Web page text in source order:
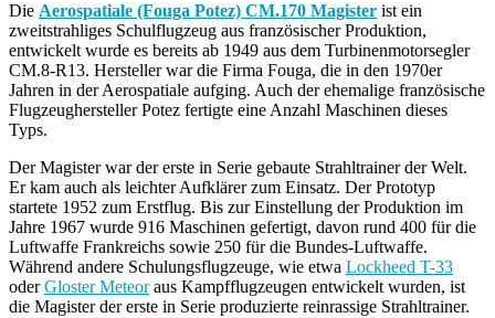
Die Aerospatiale (Fouga Potez) CM.170 Magister ist ein
zweitstrahliges Schulflugzeug aus französischer Produktion,
entwickelt wurde es bereits ab 1949 aus dem Turbinenmotorsegler
CM.8-R13. Hersteller war die Firma Fouga, die in den 1970er
Jahren in der Aerospatiale aufging. Auch der ehemalige französische
Flugzeughersteller Potez fertigte eine Anzahl Maschinen dieses
Typs.
Der Magister war der erste in Serie gebaute Strahltrainer der Welt.
Er kam auch als leichter Aufklärer zum Einsatz. Der Prototyp
startete 1952 zum Erstflug. Bis zur Einstellung der Produktion im
Jahre 1967 wurde 916 Maschinen gefertigt, davon rund 400 für die
Luftwaffe Frankreichs sowie 250 für die Bundes-Luftwaffe.
Während andere Schulungsflugzeuge, wie etwa Lockheed T-33
oderGloster Meteoraus Kampfflugzeugen entwickelt wurden, ist
die Magister der erste in Serie produzierte reinrassige Strahltrainer.